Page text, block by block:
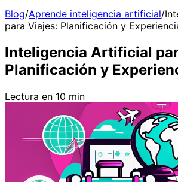
Blog/Aprende inteligencia artificial/
para Viajes: Planificación y
Inteligencia Artificial
Planificación y
Lectura en 10 min